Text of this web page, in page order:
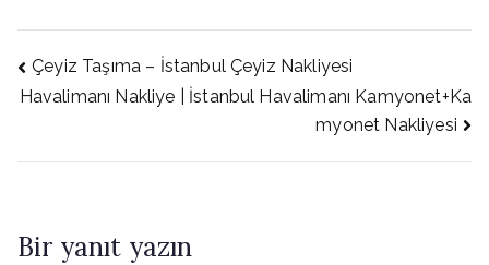
Yazı
gezinmesi
Çeyiz Taşıma – İstanbul Çeyiz Nakliyesi
Havalimanı Nakliye | İstanbul Havalimanı Kamyonet+Ka
myonet Nakliyesi
Bir yanıt yazın